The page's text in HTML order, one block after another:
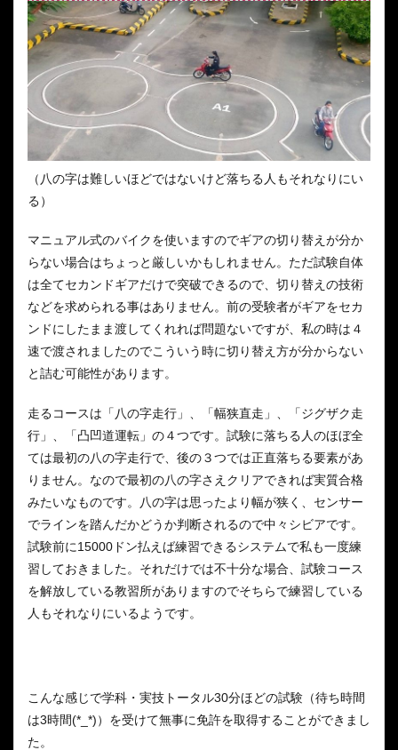
（八の字は難しいほどではないけど落ちる人もそれなりにい
る）
マニュアル式のバイクを使いますのでギアの切り替えが分か
らない場合はちょっと厳しいかもしれません。ただ試験自体
は全てセカンドギアだけで突破できるので、切り替えの技術
などを求められる事はありません。前の受験者がギアをセカ
ンドにしたまま渡してくれれば問題ないですが、私の時は４
速で渡されましたのでこういう時に切り替え方が分からない
と詰む可能性があります。
走るコースは「八の字走行」、「幅狭直走」、「ジグザク走
行」、「凸凹道運転」の４つです。試験に落ちる人のほぼ全
ては最初の八の字走行で、後の３つでは正直落ちる要素があ
りません。なので最初の八の字さえクリアできれば実質合格
みたいなものです。八の字は思ったより幅が狭く、センサー
でラインを踏んだかどうか判断されるので中々シビアです。
試験前に15000ドン払えば練習できるシステムで私も一度練
習しておきました。それだけでは不十分な場合、試験コース
を解放している教習所がありますのでそちらで練習している
人もそれなりにいるようです。
こんな感じで学科・実技トータル30分ほどの試験（待ち時間
は3時間(*_*)）を受けて無事に免許を取得することができまし
た。